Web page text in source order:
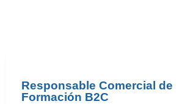
Responsable Comercial de
Formación B2C